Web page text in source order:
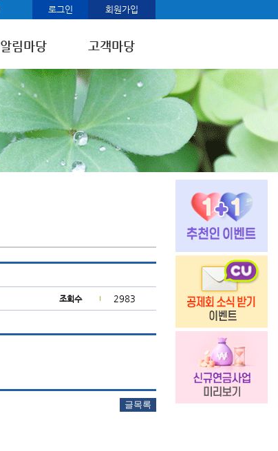
로그인 회원가입
알림마당 고객마당
조회수 2983